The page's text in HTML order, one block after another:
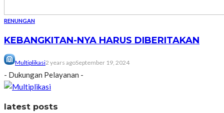
RENUNGAN
KEBANGKITAN-NYA HARUS DIBERITAKAN
Multiplikasi2 years agoSeptember 19, 2024
- Dukungan Pelayanan -
latest posts